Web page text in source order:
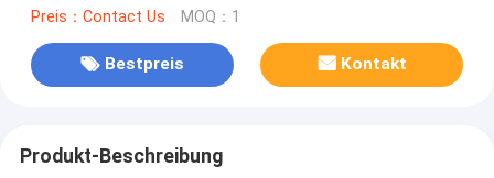
Preis：Contact Us MOQ：1
Bestpreis Kontakt
Produkt-Beschreibung